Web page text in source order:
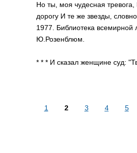
Но ты, моя чудесная
дорогу И те же звезды,
1977. Библиотека всемирной
Ю.Розенблюм.
* * * И сказал женщине суд:
1 2 3 4 5